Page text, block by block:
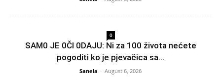
0
SAM0 JE 0Čl 0DAJU: Ni za 100 života nećete
pogoditi ko je pjevačica sa...
Sanela - August 6, 2026